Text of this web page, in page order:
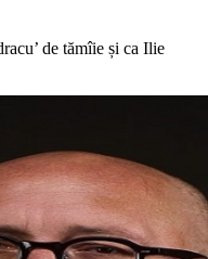
de tămîie și ca Ilie